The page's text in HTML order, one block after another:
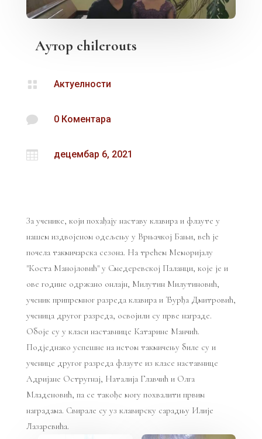
Аутор chilerouts
 Актуелности
 0 Коментара
 децембар 6, 2021
За ученике, који похађају наставу клавира и флауте у
нашем издвојеном одељењу у Врњачкој Бањи, већ је
почела такмичарска сезона. На трећем Меморијалу
"Коста Манојловић" у Смедеревској Паланци, које је и
ове године одржано онлајн, Милутин Милутиновић,
ученик припремног разреда клавира и Ђурђа Дмитровић,
ученица другог разреда, освојили су прве награде.
Обоје су у класи наставнице Катарине Манчић.
Подједнако успешне на истом такмичењу биле су и
ученице другог разреда флауте из класе наставнице
Адријане Остругнај, Наталија Главчић и Олга
Младеновић, па се такође могу похвалити првим
наградама. Свирале су уз клавирску сарадњу Илије
Лазаревића.